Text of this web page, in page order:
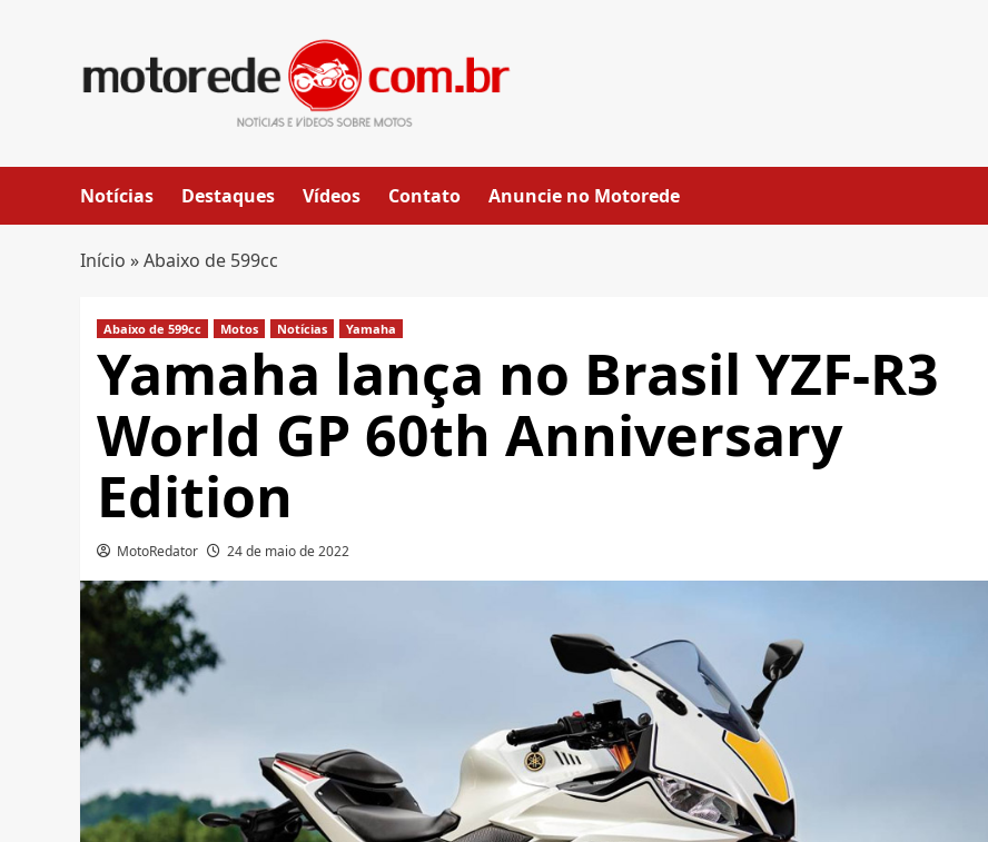
Notícias Destaques Vídeos Contato Anuncie no Motorede
Início »Abaixo de 599cc
Abaixo de 599cc Motos Notícias Yamaha
Yamaha lança no Brasil YZF-R3
World GP 60th Anniversary
Edition
MotoRedator 24 de maio de 2022